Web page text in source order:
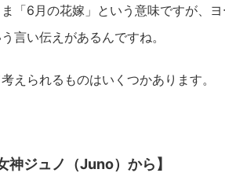
「6月の花嫁」という意味ですが、
言い伝えがあるんですね。
えられるものはいくつかあります。
神ジュノ（Juno）から】